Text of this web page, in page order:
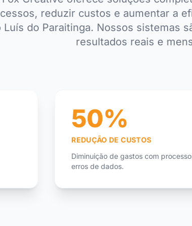
reduzir custos e aumentar a
Luís do Paraitinga. Nossos sistemas
resultados reais e
50%
REDUÇÃO DE CUSTOS
Diminuição de gastos com
erros de dados.